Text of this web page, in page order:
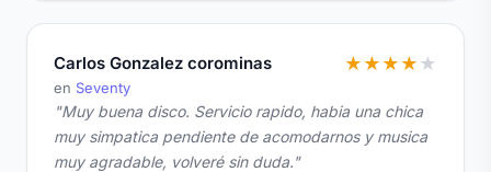
Carlos Gonzalez corominas
en Seventy
★ ★ ★ ★ ★
"Muy buena disco. Servicio rapido, habia una chica
muy simpatica pendiente de acomodarnos y musica
muy agradable, volveré sin duda."